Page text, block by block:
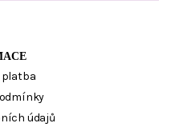
platba
údajů